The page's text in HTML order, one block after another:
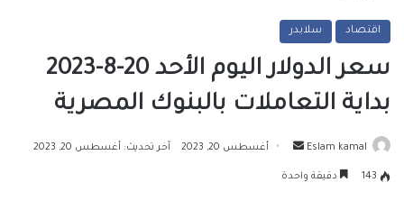
اقتصاد سلايدر
سعر الدولار اليوم الأحد 20-8-2023
بداية التعاملات بالبنوك المصرية
Eslam kamal
أرسل أغسطس 20, 2023 آخر تحديث: أغسطس 20, 2023
143 دقيقة واحدة